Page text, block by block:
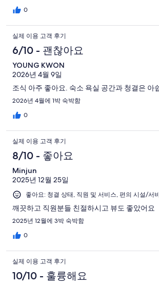
0
실제 이용 고객 후기
6/10 - 괜찮아요
YOUNG KWON
2026년 4월 9일
조식 아주 좋아요. 숙소 욕실 공간과 청결은 아
2026년 4월에 1박 숙박함
0
실제 이용 고객 후기
8/10 - 좋아요
Minjun
2025년 12월 25일
좋아요: 청결 상태, 직원 및 서비스, 편의 시설/서
깨끗하고 직원분들 친절하시고 뷰도 좋았어요
2025년 12월에 3박 숙박함
0
실제 이용 고객 후기
10/10 - 훌륭해요